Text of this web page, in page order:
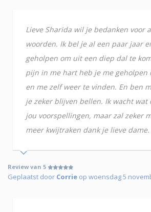
Lieve Sharida wil je bedanken voor
woorden. Ik bel je al een paar jaar
geholpen om uit een diep dal te
pijn in me hart heb je me geholpen
en me zelf weer te vinden. En ben
je zeker blijven bellen. Ik wacht wat
jou voorspellingen, maar zal zeker
meer kwijtraken dank je lieve dame.
Review van 5
Geplaatst door Corrie op woensdag 5